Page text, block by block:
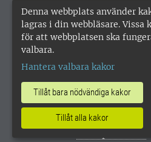
Denna webbplats använder
lagras i din webbläsare. Vissa
för att webbplatsen ska
valbara.
Hantera valbara kakor
Tillåt bara nödvändiga kakor
Tillåt alla kakor
samarbetsprojekt
Gemensamma
SLU, Sveriges
enligt ISO
webbplatser